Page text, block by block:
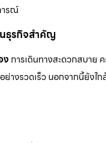
ารณ์
ธุรกิจสำคัญ
ง การเดินทางสะดวกสบาย
ย่างรวดเร็ว นอกจากนี้ยัง